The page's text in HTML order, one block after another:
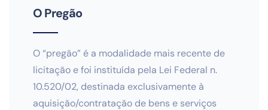
O Pregão
O “pregão” é a modalidade mais recente de
licitação e foi instituída pela Lei Federal n.
10.520/02, destinada exclusivamente à
aquisição/contratação de bens e serviços